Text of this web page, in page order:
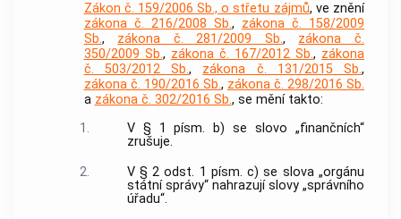
Zákon č. 159/2006 Sb., o střetu zájmů, ve znění
zákona č. 216/2008 Sb., zákona č. 158/2009
Sb., zákona č. 281/2009 Sb., zákona č.
350/2009 Sb., zákona č. 167/2012 Sb., zákona
č. 503/2012 Sb., zákona č. 131/2015 Sb.,
zákona č. 190/2016 Sb., zákona č. 298/2016 Sb.
a zákona č. 302/2016 Sb., se mění takto:
1.
V § 1 písm. b) se slovo „finančních“
zrušuje.
2.
V § 2 odst. 1 písm. c) se slova „orgánu
státní správy“ nahrazují slovy „správního
úřadu“.